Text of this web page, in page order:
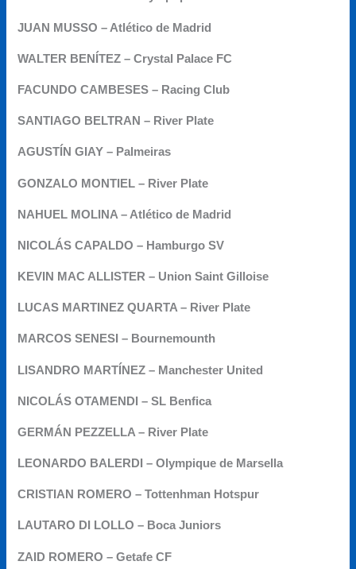
JUAN MUSSO – Atlético de Madrid
WALTER BENÍTEZ – Crystal Palace FC
FACUNDO CAMBESES – Racing Club
SANTIAGO BELTRAN – River Plate
AGUSTÍN GIAY – Palmeiras
GONZALO MONTIEL – River Plate
NAHUEL MOLINA – Atlético de Madrid
NICOLÁS CAPALDO – Hamburgo SV
KEVIN MAC ALLISTER – Union Saint Gilloise
LUCAS MARTINEZ QUARTA – River Plate
MARCOS SENESI – Bournemounth
LISANDRO MARTÍNEZ – Manchester United
NICOLÁS OTAMENDI – SL Benfica
GERMÁN PEZZELLA – River Plate
LEONARDO BALERDI – Olympique de Marsella
CRISTIAN ROMERO – Tottenhman Hotspur
LAUTARO DI LOLLO – Boca Juniors
ZAID ROMERO – Getafe CF